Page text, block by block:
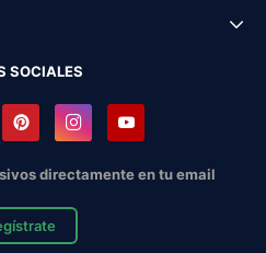
SOCIALES
directamente en tu email